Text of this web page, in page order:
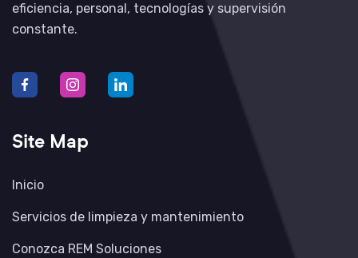
eficiencia, personal, tecnologías y supervisión
constante.
Site Map
Inicio
Servicios de limpieza y mantenimiento
Conozca REM Soluciones